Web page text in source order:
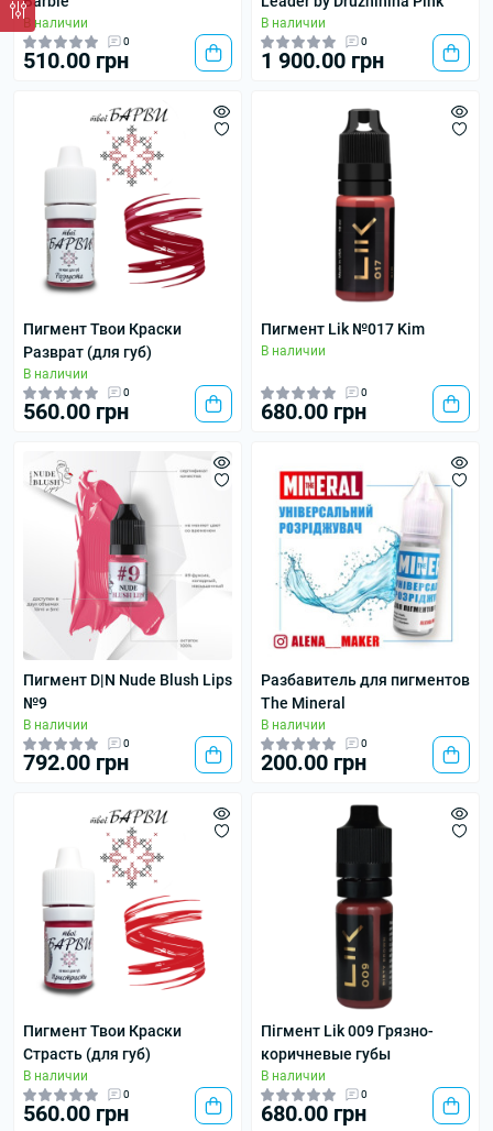
В наличии
0
510.00 грн
В наличии
0
1 900.00 грн
Пигмент Твои Краски
Разврат (для губ)
В наличии
0
560.00 грн
Пигмент Lik №017 Kim
В наличии
0
680.00 грн
Пигмент D|N Nude Blush Lips
№9
В наличии
0
792.00 грн
Разбавитель для пигментов
The Mineral
В наличии
0
200.00 грн
Пигмент Твои Краски
Страсть (для губ)
В наличии
0
560.00 грн
Пігмент Lik 009 Грязно-
коричневые губы
В наличии
0
680.00 грн